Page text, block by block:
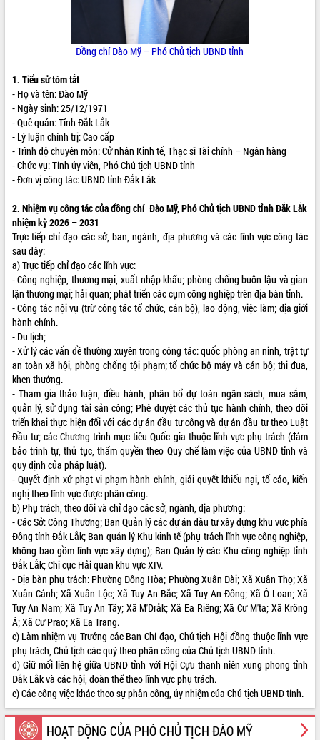
QUY HOẠCH - KẾ HOẠCH
VIDEO
Loading the player...
Trailer Lễ hội Sầu riêng Đắk Lắk năm
2026
Khám bệnh, cấp phát thuốc miễn phí
và tặng quà người dân xã Cư Pui
Hội nghị UBND tỉnh Đắk Lắk thường kỳ
tháng 7/2026
Lễ truy tặng danh hiệu “Bà Mẹ Việt
Nam Anh hùng” và trao Huân chương
Lao động
UBND tỉnh Đắk Lắk triển khai nhiệm
vụ 6 tháng cuối năm 2026
Kỳ họp thứ Hai, Hội đồng nhân dân
tỉnh khóa XI quyết nghị nhiều nội dung
quan trọng
Bí thư Tỉnh ủy Lương Nguyễn Minh
Triết thăm, tặng quà người có công với
cách mạng
Rà soát, hoàn thiện hệ thống thiết chế
văn hóa, thể thao đáp ứng yêu cầu
phát triển mới
Thường trực HĐND tỉnh Đắk Lắk gặp
mặt Đoàn chuyên gia y tế TP. Hồ Chí
Minh
ALBUM ẢNH
LIÊN KẾT WEB
THỐNG KÊ TRUY CẬP
Hôm nay:
20064
Đồng chí Đào Mỹ – Phó Chủ tịch UBND tỉnh
1. Tiểu sử tóm tắt
- Họ và tên: Đào Mỹ
- Ngày sinh: 25/12/1971
- Quê quán: Tỉnh Đắk Lắk
- Lý luận chính trị: Cao cấp
- Trình độ chuyên môn: Cử nhân Kinh tế, Thạc sĩ Tài chính – Ngân hàng
- Chức vụ: Tỉnh ủy viên Phó Chủ tịch UBND tỉnh
- Đơn vị công tác: UBND tỉnh Đắk Lắk
2. Nhiệm vụ công tác của đồng chí Đào Mỹ, Phó Chủ tịch UBND tỉnh Đắk Lắk
nhiệm kỳ 2026 – 2031
Trực tiếp chỉ đạo các sở, ban, ngành, địa phương và các lĩnh vực công tác
sau đây:
a) Trực tiếp chỉ đạo các lĩnh vực:
- Công nghiệp, thương mại, xuất nhập khẩu; phòng chống buôn lậu và gian
lận thương mại; hải quan; phát triển các cụm công nghiệp trên địa bàn tỉnh.
- Công tác nội vụ (trừ công tác tổ chức, cán bộ), lao động, việc làm; địa giới
hành chính.
- Du lịch;
- Xử lý các vấn đề thường xuyên trong công tác: quốc phòng an ninh, trật tự
an toàn xã hội, phòng chống tội phạm; tổ chức bộ máy và cán bộ; thi đua,
khen thưởng.
- Tham gia thảo luận, điều hành, phân bổ dự toán ngân sách, mua sắm,
quản lý, sử dụng tài sản công; Phê duyệt các thủ tục hành chính, theo dõi
triển khai thực hiện đối với các dự án đầu tư công và dự án đầu tư theo Luật
Đầu tư; các Chương trình mục tiêu Quốc gia thuộc lĩnh vực phụ trách (đảm
bảo trình tự, thủ tục, thẩm quyền theo Quy chế làm việc của UBND tỉnh và
quy định của pháp luật).
- Quyết định xử phạt vi phạm hành chính, giải quyết khiếu nại, tố cáo, kiến
nghị theo lĩnh vực được phân công.
b) Phụ trách, theo dõi và chỉ đạo các sở, ngành, địa phương:
- Các Sở: Công Thương; Ban Quản lý các dự án đầu tư xây dựng khu vực phía
Đông tỉnh Đắk Lắk; Ban quản lý Khu kinh tế (phụ trách lĩnh vực công nghiệp,
không bao gồm lĩnh vực xây dựng); Ban Quản lý các Khu công nghiệp tỉnh
Đắk Lắk; Chi cục Hải quan khu vực XIV.
- Địa bàn phụ trách: Phường Đông Hòa; Phường Xuân Đài; Xã Xuân Thọ; Xã
Xuân Cảnh; Xã Xuân Lộc; Xã Tuy An Bắc; Xã Tuy An Đông; Xã Ô Loan; Xã
Tuy An Nam; Xã Tuy An Tây; Xã M'Dråk; Xã Ea Riêng; Xã Cư M'ta; Xã Krông
Á; Xã Cư Prao; Xã Ea Trang.
c) Làm nhiệm vụ Trưởng các Ban Chỉ đạo, Chủ tịch Hội đồng thuộc lĩnh vực
phụ trách, Chủ tịch các quỹ theo phân công của Chủ tịch UBND tỉnh.
d) Giữ mối liên hệ giữa UBND tỉnh với Hội Cựu thanh niên xung phong tỉnh
Đắk Lắk và các hội, đoàn thể theo lĩnh vực phụ trách.
e) Các công việc khác theo sự phân công, ủy nhiệm của Chủ tịch UBND tỉnh.
HOẠT ĐỘNG CỦA PHÓ CHỦ TỊCH ĐÀO MỸ